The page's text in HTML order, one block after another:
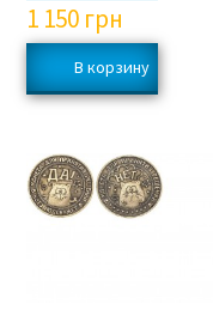
1 150 грн